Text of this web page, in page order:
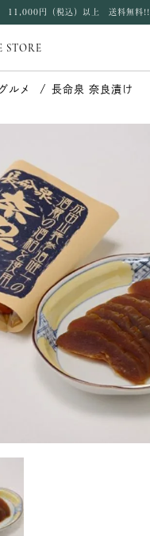
11,000円（税込）以上 送料無料!!
STORE
ルメ 長命泉 奈良漬け